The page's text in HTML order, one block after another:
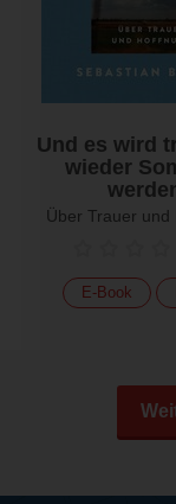
Und es wird
wieder
Über Trauer und
E-Book